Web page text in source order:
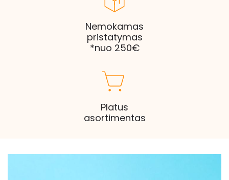
Nemokamas
pristatymas
*nuo 250€
Platus
asortimentas